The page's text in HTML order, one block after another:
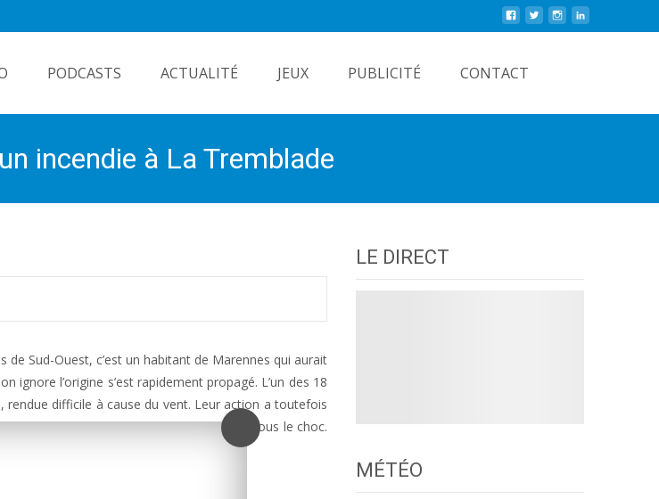
PODCASTS ACTUALITÉ JEUX PUBLICITÉ CONTACT
incendie à La Tremblade
Sud-Ouest, c’est un habitant de Marennes qui aurait
ignore l’origine s’est rapidement propagé. L’un des 18
rendue difficile à cause du vent. Leur action a toutefois
matin, les propriétaires sinistrés étaient sous le choc.
LE DIRECT
MÉTÉO